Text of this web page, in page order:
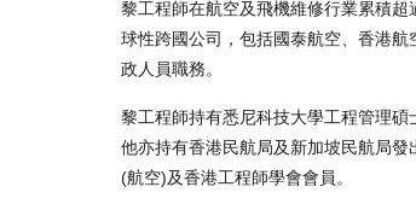
黎工程師在航空及飛機維修行業累積
球性跨國公司，包括國泰航空、香港
政人員職務。
黎工程師持有悉尼科技大學工程管理碩
他亦持有香港民航局及新加坡民航局
(航空)及香港工程師學會會員。